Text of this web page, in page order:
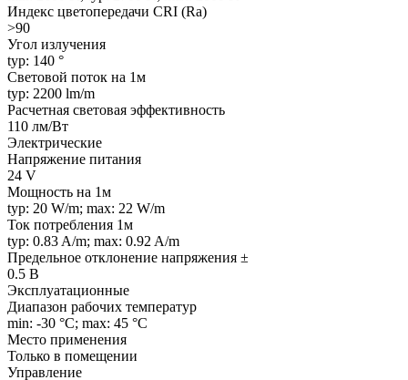
Индекс цветопередачи CRI (Ra)
>90
Угол излучения
typ: 140 °
Световой поток на 1м
typ: 2200 lm/m
Расчетная световая эффективность
110 лм/Вт
Электрические
Напряжение питания
24 V
Мощность на 1м
typ: 20 W/m; max: 22 W/m
Ток потребления 1м
typ: 0.83 A/m; max: 0.92 A/m
Предельное отклонение напряжения ±
0.5 В
Эксплуатационные
Диапазон рабочих температур
min: -30 °C; max: 45 °C
Место применения
Только в помещении
Управление